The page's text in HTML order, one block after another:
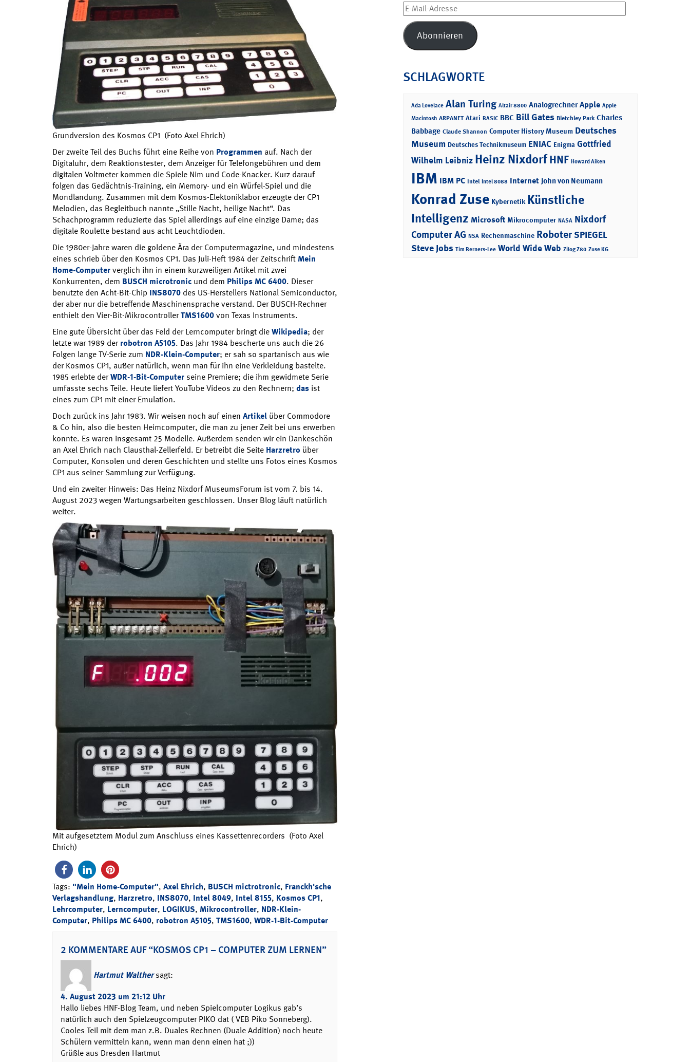
Grundversion des Kosmos CP1 (Foto Axel Ehrich)
Der zweite Teil des Buchs führt eine Reihe von Programmen auf. Nach der
Digitaluhr, dem Reaktionstester, dem Anzeiger für Telefongebühren und dem
digitalen Voltmeter kommen die Spiele Nim und Code-Knacker. Kurz darauf
folgen das Gedächtnis-Training, ein Memory- und ein Würfel-Spiel und die
Mondlandung. Zusammen mit dem Kosmos-Elektoniklabor erzeugte der CP1
Melodien, das Begleitbuch nannte „Stille Nacht, heilige Nacht“. Das
Schachprogramm reduzierte das Spiel allerdings auf eine einzige Dame; das
digitale Roulette bestand aus acht Leuchtdioden.
Die 1980er-Jahre waren die goldene Ära der Computermagazine, und mindestens
eines schrieb über den Kosmos CP1. Das Juli-Heft 1984 der Zeitschrift Mein
Home-Computerverglich ihn in einem kurzweiligen Artikel mit zwei
Konkurrenten, dem BUSCH microtronic und dem Philips MC 6400. Dieser
benutzte den Acht-Bit-Chip INS8070 des US-Herstellers National Semiconductor,
der aber nur die betreffende Maschinensprache verstand. Der BUSCH-Rechner
enthielt den Vier-Bit-MikrocontrollerTMS1600von Texas Instruments.
Eine gute Übersicht über das Feld der Lerncomputer bringt dieWikipedia; der
letzte war 1989 derrobotron A5105. Das Jahr 1984 bescherte uns auch die 26
Folgen lange TV-Serie zum NDR-Klein-Computer; er sah so spartanisch aus wie
der Kosmos CP1, außer natürlich, wenn man für ihn eine Verkleidung bastelte.
1985 erlebte derWDR-1-Bit-Computer seine Premiere; die ihm gewidmete Serie
umfasste sechs Teile. Heute liefert YouTube Videos zu den Rechnern; das ist
eines zum CP1 mit einer Emulation.
Doch zurück ins Jahr 1983. Wir weisen noch auf einen Artikel über Commodore
& Co hin, also die besten Heimcomputer, die man zu jener Zeit bei uns erwerben
konnte. Es waren insgesamt 25 Modelle. Außerdem senden wir ein Dankeschön
an Axel Ehrich nach Clausthal-Zellerfeld. Er betreibt die Seite Harzretro über
Computer, Konsolen und deren Geschichten und stellte uns Fotos eines Kosmos
CP1 aus seiner Sammlung zur Verfügung.
Und ein zweiter Hinweis: Das Heinz Nixdorf MuseumsForum ist vom 7. bis 14.
August 2023 wegen Wartungsarbeiten geschlossen. Unser Blog läuft natürlich
weiter.
Mit aufgesetztem Modul zum Anschluss eines Kassettenrecorders (Foto Axel
Ehrich)
Tags: "Mein Home-Computer", Axel Ehrich, BUSCH mictrotronic, Franckh'sche
Verlagshandlung, Harzretro, INS8070, Intel 8049, Intel 8155, Kosmos CP1,
Lehrcomputer, Lerncomputer, LOGIKUS, Mikrocontroller, NDR-Klein-
Computer, Philips MC 6400, robotron A5105, TMS1600, WDR-1-Bit-Computer
2 KOMMENTARE AUF “KOSMOS CP1 – COMPUTER ZUM LERNEN”
Hartmut Walther sagt:
4. August 2023 um 21:12 Uhr
Hallo liebes HNF-Blog Team, und neben Spielcomputer Logikus gab’s
natürlich auch den Spielzeugcomputer PIKO dat ( VEB Piko Sonneberg).
Cooles Teil mit dem man z.B. Duales Rechnen (Duale Addition) noch heute
Schülern vermitteln kann, wenn man denn einen hat ;))
Grüßle aus Dresden Hartmut
E-
Mail-
Adresse
Abonnieren
SCHLAGWORTE
Ada Lovelace Alan Turing Altair 8800 Analogrechner Apple Apple
Macintosh ARPANET Atari BASIC BBC Bill Gates Bletchley Park Charles
Babbage Claude Shannon Computer History Museum Deutsches
Museum Deutsches Technikmuseum ENIAC Enigma Gottfried
Wilhelm Leibniz Heinz NixdorfHNF Howard Aiken
IBM IBM PC Intel Intel 8088 Internet John von Neumann
Konrad Zuse Kybernetik Künstliche
Intelligenz Microsoft Mikrocomputer NASA Nixdorf
Computer AG NSA Rechenmaschine RoboterSPIEGEL
Steve Jobs Tim Berners-Lee World Wide Web Zilog Z80 Zuse KG